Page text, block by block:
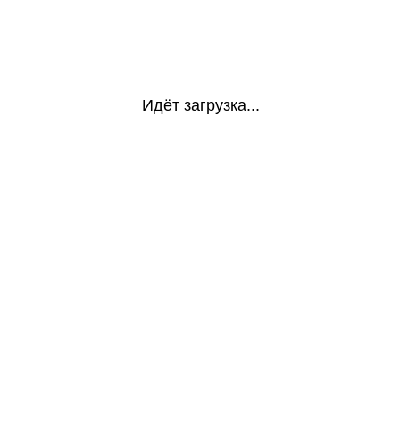
Идёт загрузка...